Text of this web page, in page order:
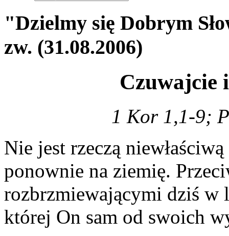
"Dzielmy się Dobrym
zw. (31.08.2006)
Czuwajcie
1 Kor 1,1-9;
Nie jest rzeczą
ponownie na ziemię.
rozbrzmiewającymi dziś w
której On sam od swoich